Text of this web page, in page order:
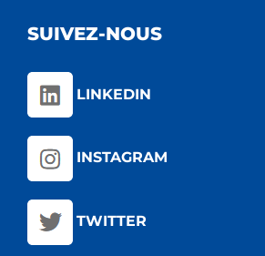
SUIVEZ-NOUS
LINKEDIN
INSTAGRAM
TWITTER